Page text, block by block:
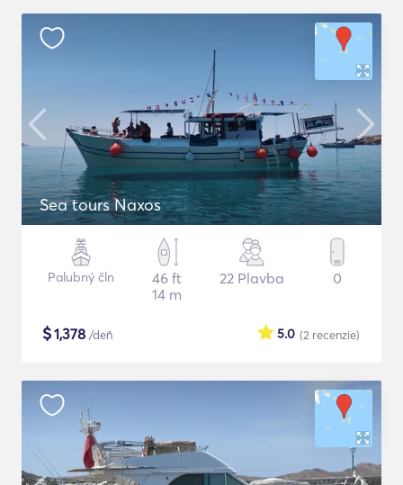
Sea tours Naxos
Palubný čln
46 ft
14 m
22 Plavba 0
$1,378 /deň (2 recenzie)
5.0